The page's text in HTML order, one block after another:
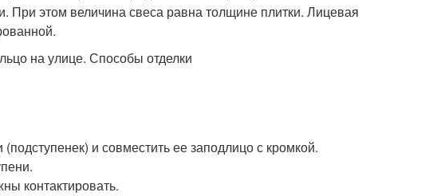
этом величина свеса равна толщине плитки. Лицевая
и совместить ее заподлицо с кромкой.
контактировать.